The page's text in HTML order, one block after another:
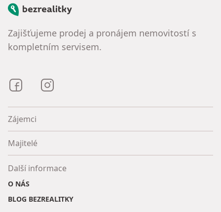
Bezrealitky
Zajišťujeme prodej a pronájem nemovitostí s
kompletním servisem.
Bezrealitky na Facebooku
Zájemci
Majitelé
Další informace
O NÁS
BLOG BEZREALITKY